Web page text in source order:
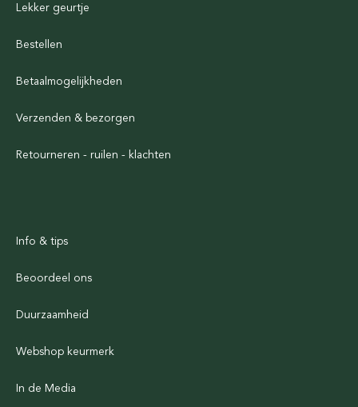
Lekker geurtje
Bestellen
Betaalmogelijkheden
Verzenden & bezorgen
Retourneren - ruilen - klachten
Info & tips
Beoordeel ons
Duurzaamheid
Webshop keurmerk
In de Media